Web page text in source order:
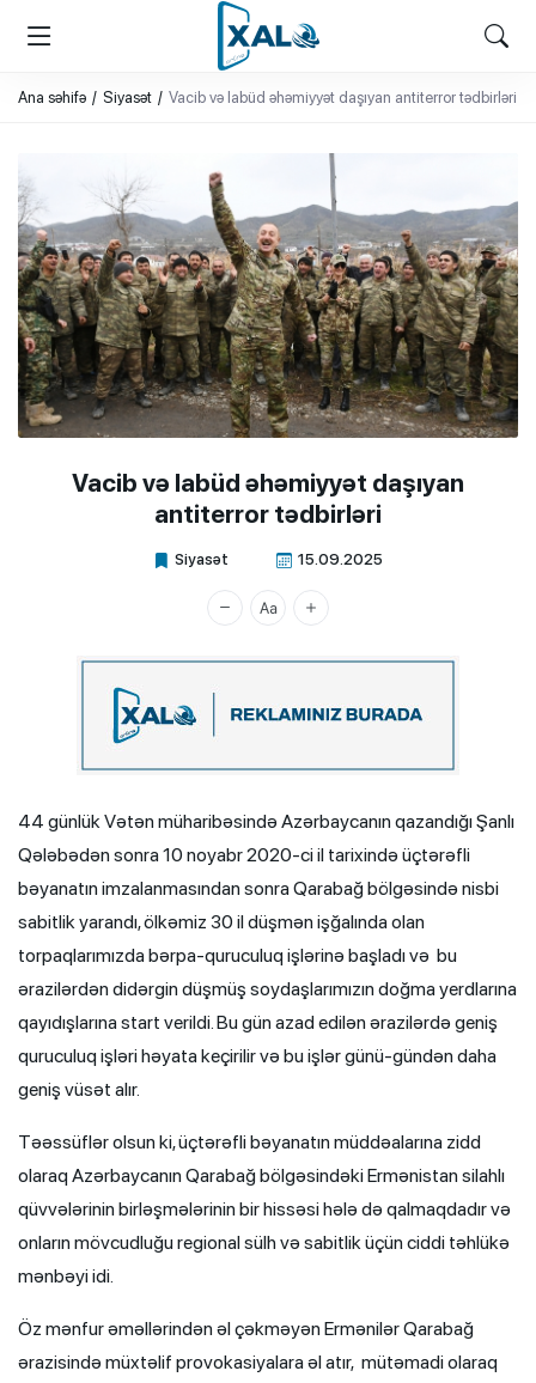
XALQ.ONLINE
ONLAYN PLATFORMA
Ana səhifə Siyasət Vacib və labüd əhəmiyyət daşıyan antiterror tədbirləri
Vacib və labüd əhəmiyyət daşıyan
antiterror tədbirləri
Siyasət 15.09.2025
Xalq.Online
44 günlük Vətən müharibəsində Azərbaycanın qazandığı Şanlı
Qələbədən sonra 10 noyabr 2020-ci il tarixində üçtərəfli
bəyanatın imzalanmasından sonra Qarabağ bölgəsində nisbi
sabitlik yarandı, ölkəmiz 30 il düşmən işğalında olan
torpaqlarımızda bərpa-quruculuq işlərinə başladı və bu
ərazilərdən didərgin düşmüş soydaşlarımızın doğma yerdlarına
qayıdışlarına start verildi. Bu gün azad edilən ərazilərdə geniş
quruculuq işləri həyata keçirilir və bu işlər günü-gündən daha
geniş vüsət alır.
Təəssüflər olsun ki, üçtərəfli bəyanatın müddəalarına zidd
olaraq Azərbaycanın Qarabağ bölgəsindəki Ermənistan silahlı
qüvvələrinin birləşmələrinin bir hissəsi hələ də qalmaqdadır və
onların mövcudluğu regional sülh və sabitlik üçün ciddi təhlükə
mənbəyi idi.
Öz mənfur əməllərindən əl çəkməyən Ermənilər Qarabağ
ərazisində müxtəlif provokasiyalara əl atır, mütəmadi olaraq